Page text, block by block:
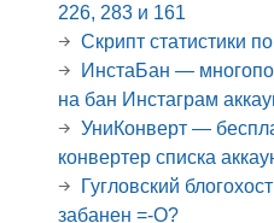
226, 283 и 161
Скрипт статистики
ИнстаБан —
на бан Инстаграм
УниКонверт —
конвертер списка
Гугловский
забанен =-O?